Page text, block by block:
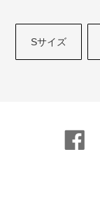
Sサイズ